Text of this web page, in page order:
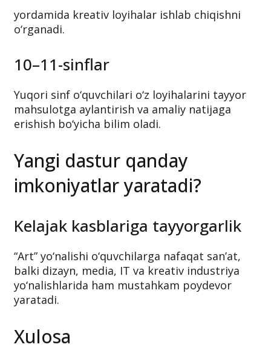
yordamida kreativ loyihalar ishlab chiqishni
o‘rganadi.
10–11-sinflar
Yuqori sinf o‘quvchilari o‘z loyihalarini tayyor
mahsulotga aylantirish va amaliy natijaga
erishish bo‘yicha bilim oladi.
Yangi dastur qanday
imkoniyatlar yaratadi?
Kelajak kasblariga tayyorgarlik
“Art” yo‘nalishi o‘quvchilarga nafaqat san’at,
balki dizayn, media, IT va kreativ industriya
yo‘nalishlarida ham mustahkam poydevor
yaratadi.
Xulosa